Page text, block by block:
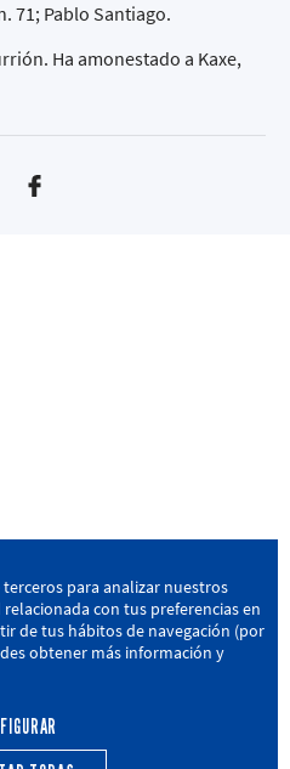
71; Pablo Santiago.
Ha amonestado a Kaxe,
Bizkaia
para analizar nuestros
con tus preferencias en
de tus hábitos de navegación (por
obtener más información y